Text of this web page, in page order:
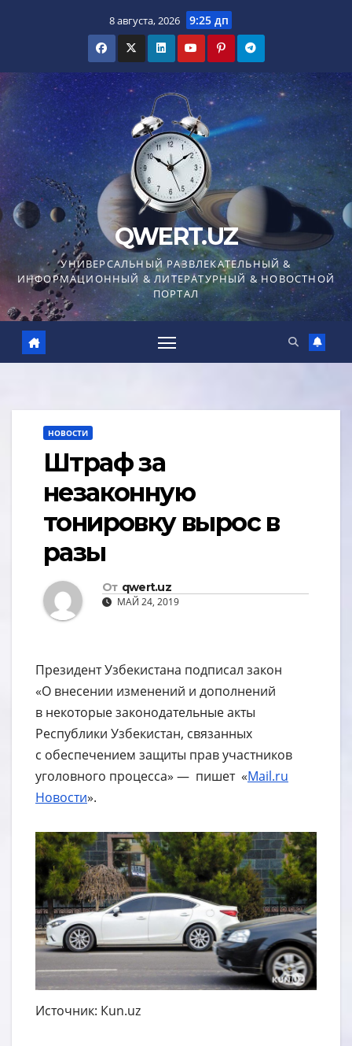
8 августа, 2026 9:25 дп
QWERT.UZ
УНИВЕРСАЛЬНЫЙ РАЗВЛЕКАТЕЛЬНЫЙ &
ИНФОРМАЦИОННЫЙ & ЛИТЕРАТУРНЫЙ & НОВОСТНОЙ
ПОРТАЛ
НОВОСТИ
Штраф за
незаконную
тонировку вырос в
разы
От qwert.uz
МАЙ 24, 2019
Президент Узбекистана подписал закон
«О внесении изменений и дополнений
в некоторые законодательные акты
Республики Узбекистан, связанных
с обеспечением защиты прав участников
уголовного процесса» — пишет «Mail.ru
Новости».
Источник: Кun.uz